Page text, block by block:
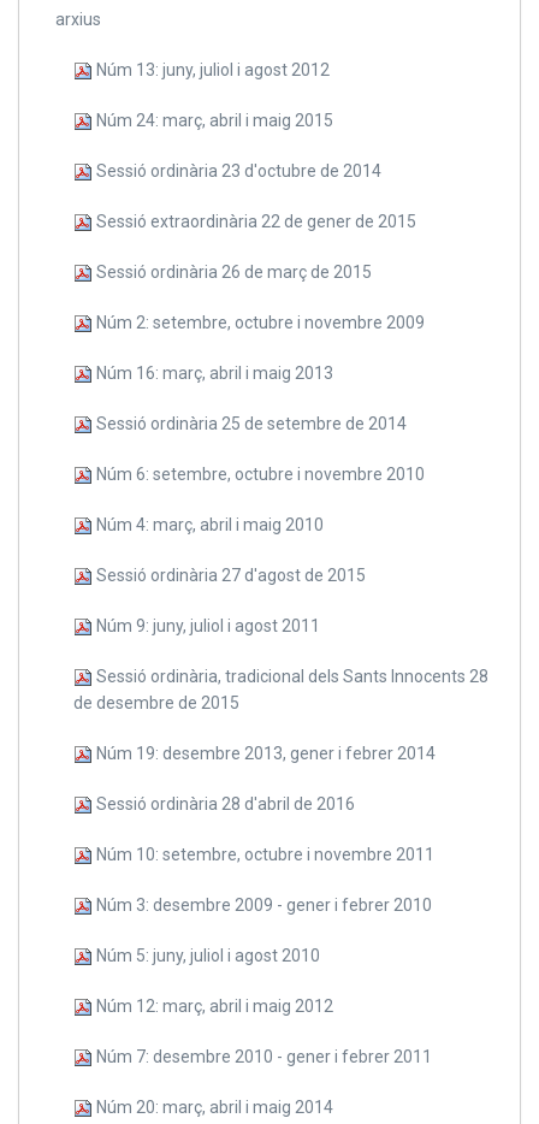
arxius
Núm 13: juny, juliol i agost 2012
Núm 24: març, abril i maig 2015
Sessió ordinària 23 d'octubre de 2014
Sessió extraordinària 22 de gener de 2015
Sessió ordinària 26 de març de 2015
Núm 2: setembre, octubre i novembre 2009
Núm 16: març, abril i maig 2013
Sessió ordinària 25 de setembre de 2014
Núm 6: setembre, octubre i novembre 2010
Núm 4: març, abril i maig 2010
Sessió ordinària 27 d'agost de 2015
Núm 9: juny, juliol i agost 2011
Sessió ordinària, tradicional dels Sants Innocents 28
de desembre de 2015
Núm 19: desembre 2013, gener i febrer 2014
Sessió ordinària 28 d'abril de 2016
Núm 10: setembre, octubre i novembre 2011
Núm 3: desembre 2009 - gener i febrer 2010
Núm 5: juny, juliol i agost 2010
Núm 12: març, abril i maig 2012
Núm 7: desembre 2010 - gener i febrer 2011
Núm 20: març, abril i maig 2014